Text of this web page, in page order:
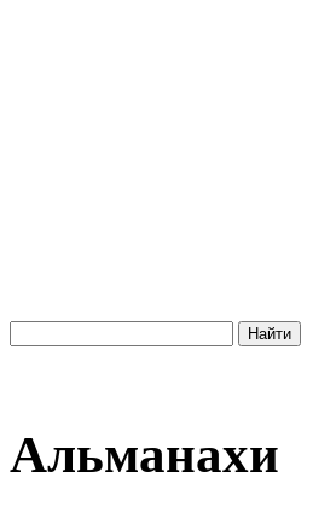
Альманахи